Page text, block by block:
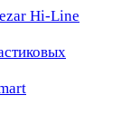
Hi-Line